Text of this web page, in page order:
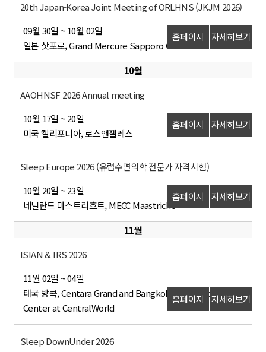
20th Japan-Korea Joint Meeting of ORLHNS (JKJM 2026)
09월 30일 ~ 10월 02일
일본 삿포로, Grand Mercure Sapporo Odori Park
홈페이지 자세히보기
10월
AAOHNSF 2026 Annual meeting
10월 17일 ~ 20일
미국 캘리포니아, 로스앤젤레스
홈페이지 자세히보기
Sleep Europe 2026 (유럽수면의학 전문가 자격시험)
10월 20일 ~ 23일
네덜란드 마스트리흐트, MECC Maastricht
홈페이지 자세히보기
11월
ISIAN & IRS 2026
11월 02일 ~ 04일
태국 방콕, Centara Grand and Bangkok Convention
Center at CentralWorld
홈페이지 자세히보기
Sleep DownUnder 2026